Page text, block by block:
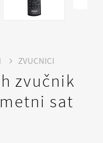
ZVUCNICI
zvučnik
sat